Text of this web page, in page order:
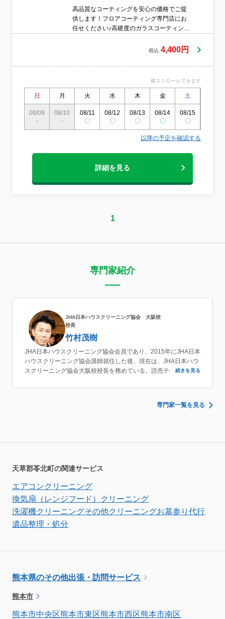
高品質なコーティングを安心の価格でご提
供します！フロアコーティング専門店にお
任せください♪高硬度のガラスコーティング
税込 4,400円
横スクロールできます
日 月 火 水 木 金 土
08/09
-
08/10
-
08/11
〇
08/12
〇
08/13
〇
08/14
〇
08/15
〇
以降の予定を確認する
詳細を見る
1
専門家紹介
JHA日本ハウスクリーニング協会 大阪校
校長
竹村茂樹
JHA日本ハウスクリーニング協会会員であり、2015年にJHA日本
ハウスクリーニング協会講師就任した後、現在は、JHA日本ハウ
スクリーニング協会大阪校校長を務めている。読売テレビにて大
績もあり、ハウスクリーニングの方法に加え、集客の仕方等につ
続きを見る
専門家一覧を見る
天草郡苓北町の関連サービス
エアコンクリーニング
換気扇（レンジフード）クリーニング
洗濯機クリーニングその他クリーニングお墓参り代行
遺品整理・処分
熊本県のその他出張・訪問サービス
熊本市
熊本市中央区熊本市東区熊本市西区熊本市南区